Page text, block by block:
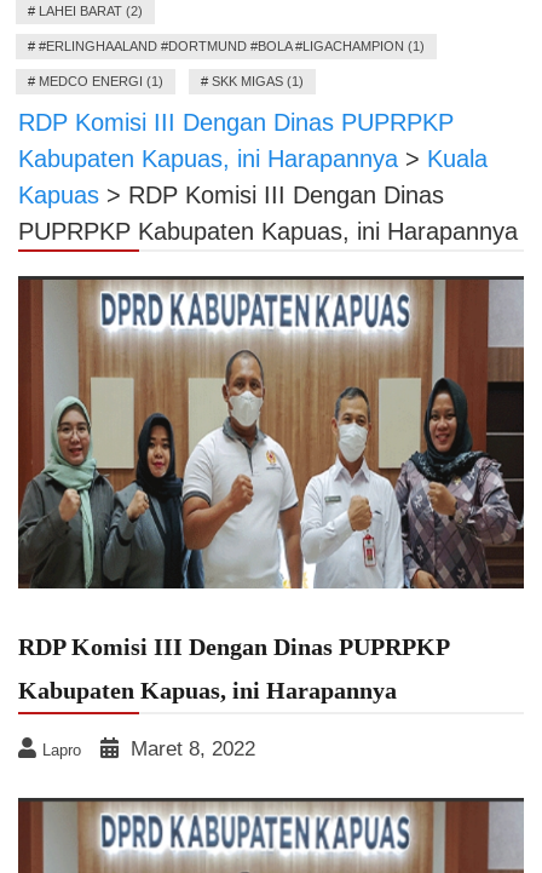
# LAHEI BARAT (2)
# #ERLINGHAALAND #DORTMUND #BOLA #LIGACHAMPION (1)
# MEDCO ENERGI (1) # SKK MIGAS (1)
RDP Komisi III Dengan Dinas PUPRPKP
Kabupaten Kapuas, ini Harapannya > Kuala
Kapuas > RDP Komisi III Dengan Dinas
PUPRPKP Kabupaten Kapuas, ini Harapannya
RDP Komisi III Dengan Dinas PUPRPKP
Kabupaten Kapuas, ini Harapannya
Lapro Maret 8, 2022